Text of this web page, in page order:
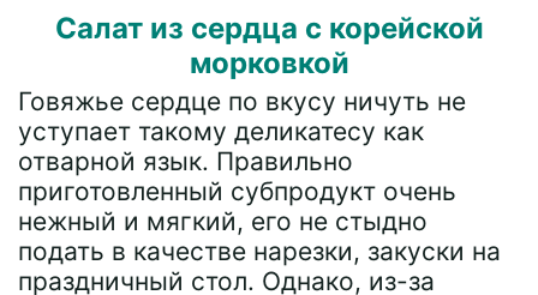
Салат из сердца с корейской
морковкой
Говяжье сердце по вкусу ничуть не
уступает такому деликатесу как
отварной язык. Правильно
приготовленный субпродукт очень
нежный и мягкий, его не стыдно
подать в качестве нарезки, закуски на
праздничный стол. Однако, из-за